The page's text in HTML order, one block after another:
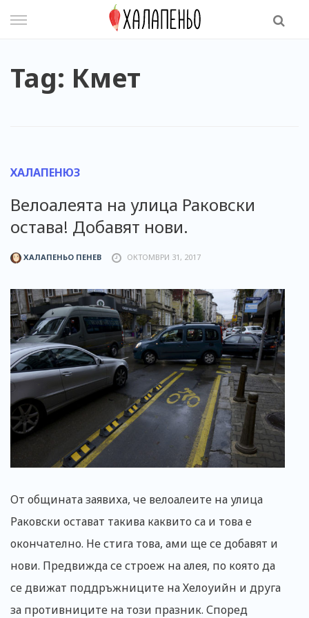
Tag: Кмет
ХАЛАПЕНЮЗ
Велоалеята на улица Раковски
остава! Добавят нови.
ХАЛАПЕНЬО ПЕНЕВ ОКТОМВРИ 31, 2017
От общината заявиха, че велоалеите на улица
Раковски остават такива каквито са и това е
окончателно. Не стига това, ами ще се добавят и
нови. Предвижда се строеж на алея, по която да
се движат поддръжниците на Хелоуийн и друга
за противниците на този празник. Според